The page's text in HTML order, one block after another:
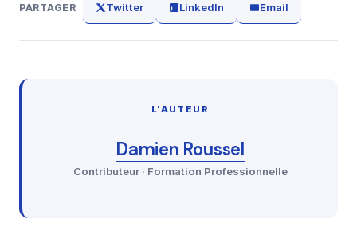
PARTAGER Twitter LinkedIn Email
L'AUTEUR
Damien Roussel
Contributeur · Formation Professionnelle